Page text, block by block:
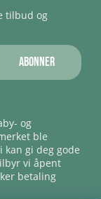
tilbud og
Abonner
og
ble
kan gi deg gode
vi åpent
betaling